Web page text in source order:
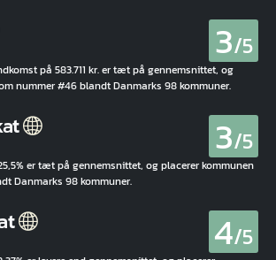
3/5
på 583.711 kr. er tæt på gennemsnittet, og
nummer #46 blandt Danmarks 98 kommuner.
3/5
er tæt på gennemsnittet, og placerer kommunen
Danmarks 98 kommuner.
4/5